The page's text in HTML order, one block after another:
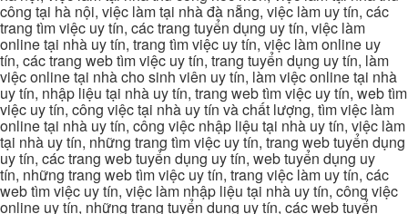
công tại hà nội, việc làm tại nhà đà nẵng, việc làm uy tín, các
trang tìm việc uy tín, các trang tuyển dụng uy tín, việc làm
online tại nhà uy tín, trang tìm việc uy tín, việc làm online uy
tín, các trang web tìm việc uy tín, trang tuyển dụng uy tín, làm
việc online tại nhà cho sinh viên uy tín, làm việc online tại nhà
uy tín, nhập liệu tại nhà uy tín, trang web tìm việc uy tín, web tìm
việc uy tín, công việc tại nhà uy tín và chất lượng, tìm việc làm
online tại nhà uy tín, công việc nhập liệu tại nhà uy tín, việc làm
tại nhà uy tín, những trang tìm việc uy tín, trang web tuyển dụng
uy tín, các trang web tuyển dụng uy tín, web tuyển dụng uy
tín, những trang web tìm việc uy tín, trang việc làm uy tín, các
web tìm việc uy tín, việc làm nhập liệu tại nhà uy tín, công việc
online uy tín, những trang tuyển dụng uy tín, các web tuyển